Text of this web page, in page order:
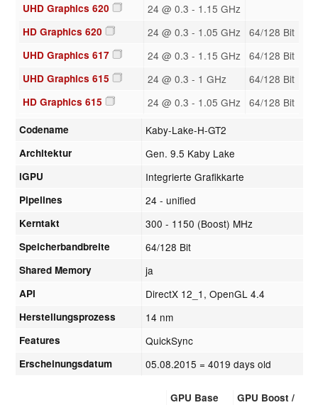
UHD Graphics 620 24 @ 0.3 - 1.15 GHz
HD Graphics 620 24 @ 0.3 - 1.05 GHz 64/128 Bit
UHD Graphics 617 24 @ 0.3 - 1.15 GHz 64/128 Bit
UHD Graphics 615 24 @ 0.3 - 1 GHz 64/128 Bit
HD Graphics 615 24 @ 0.3 - 1.05 GHz 64/128 Bit
Codename Kaby-Lake-H-GT2
Architektur Gen. 9.5 Kaby Lake
iGPU Integrierte Grafikkarte
Pipelines 24 - unified
Kerntakt 300 - 1150 (Boost) MHz
Speicherbandbreite 64/128 Bit
Shared Memory ja
API DirectX 12_1, OpenGL 4.4
Herstellungsprozess 14 nm
Features QuickSync
Erscheinungsdatum 05.08.2015 = 4019 days old
GPU Base
GPU Boost /